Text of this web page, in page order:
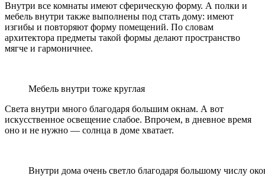
Внутри все комнаты имеют сферическую форму. А полки и
мебель внутри также выполнены под стать дому: имеют
изгибы и повторяют форму помещений. По словам
архитектора предметы такой формы делают пространство
мягче и гармоничнее.
Мебель внутри тоже круглая
Света внутри много благодаря большим окнам. А вот
искусственное освещение слабое. Впрочем, в дневное время
оно и не нужно — солнца в доме хватает.
Внутри дома очень светло благодаря большому числу